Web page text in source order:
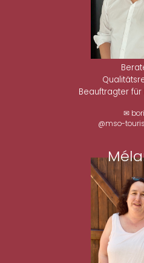
Beauftragter
✉
@mso-